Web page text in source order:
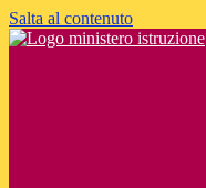
Salta al contenuto